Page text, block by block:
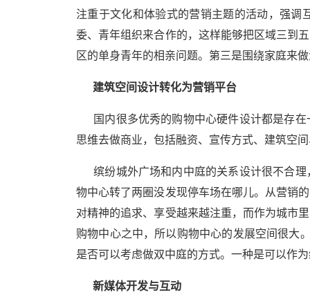
注重于文化和体验式的营销主题的活动，强调
委、青年组织来合作的，这样能够把区域三到
区的单身青年的相亲问题。第三是围绕家庭来
建筑空间设计转化为营销平台
国内很多优秀的购物中心硬件设计都是存在
思维去做商业，包括融资、宣传方式、建筑空
缤纷城外广场和内中庭的关系设计很不合理
物中心转了两圈没发现停车场在哪儿。从营销
对精神的追求、享受越来越注重，而作为城市
购物中心之中，所以购物中心的发展空间很大
是否可以考虑做双中庭的方式。一种是可以作
新媒体开发与互动